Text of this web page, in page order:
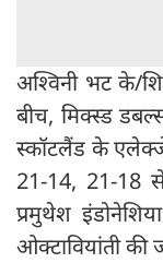
अश्विनी भट के/
बीच, मिक्स्ड
स्कॉटलैंड के
21-14, 21-18
प्रमुथेश
ओक्टावियांती की